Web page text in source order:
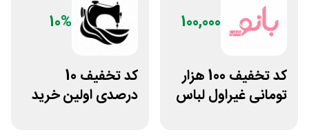
100,000
کد تخفیف 100 هزار
تومانی غیراول لباس
10%
کد تخفیف 10
درصدی اولین خرید